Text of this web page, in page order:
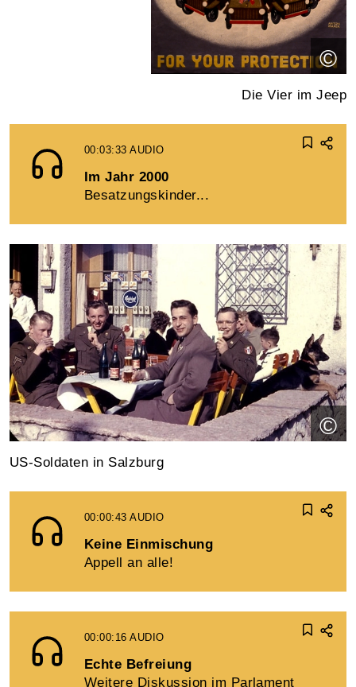
©
Die Vier im Jeep
00:03:33AUDIO
Im Jahr 2000
Besatzungskinder...
©
US-Soldaten in Salzburg
00:00:43AUDIO
Keine Einmischung
Appell an alle!
00:00:16AUDIO
Echte Befreiung
Weitere Diskussion im Parlament